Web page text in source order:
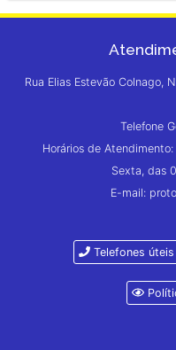
Rua Elias Estevão Colnago,
Telefone
Horários de
Sexta, das
E-mail:
Telefones úteis